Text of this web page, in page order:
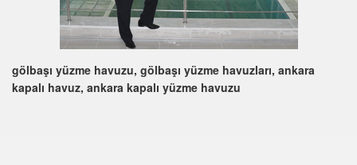
gölbaşı yüzme havuzu, gölbaşı yüzme havuzları, ankara
kapalı havuz, ankara kapalı yüzme havuzu